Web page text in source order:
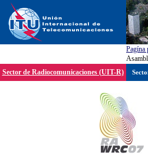
Pagína
Sector de Radiocomunicaciones (UIT-R)